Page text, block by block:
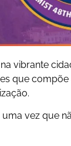
vibrante
que
vez que